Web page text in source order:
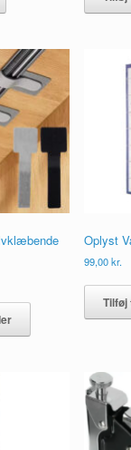
kr..
Dette
har
Mulighederne
Oplyst
99,00kr.
Tilføj